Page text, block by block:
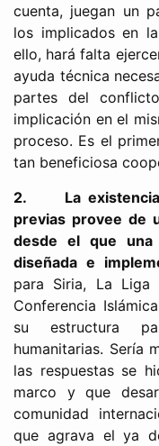
cuenta, juegan un
los implicados en
ello, hará falta
ayuda técnica
partes del
implicación en el
proceso. Es el
tan beneficiosa
2. La
previas provee de
desde el que una
diseñada e
para Siria, La
Conferencia
su estructura
humanitarias. Sería
las respuestas se
marco y que
comunidad
que agrava el ya